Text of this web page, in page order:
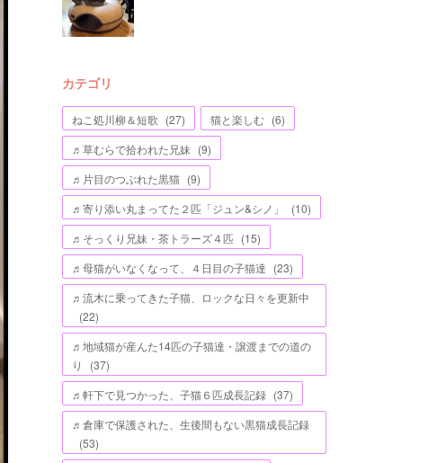
カテゴリ
ねこ処川柳＆短歌 (27) 猫と楽しむ (6)
♬草むらで拾われた兄妹 (9)
♬片目のつぶれた黒猫 (9)
♬寄り添い丸まってた２匹「ジュン&シノ」
(10)
♬そっくり兄妹・茶トラーズ４匹 (15)
♬母猫がいなくなって、４日目の子猫達 (23)
♬流木に乗ってきた子猫、ロックな日々を更新中
(22)
♬地域猫が産んた14匹の子猫達・譲渡までの道の
り
(37)
♬軒下で見つかった、子猫６匹成長記録 (37)
♬倉庫で保護された、生後間もない黒猫成長記録
(53)